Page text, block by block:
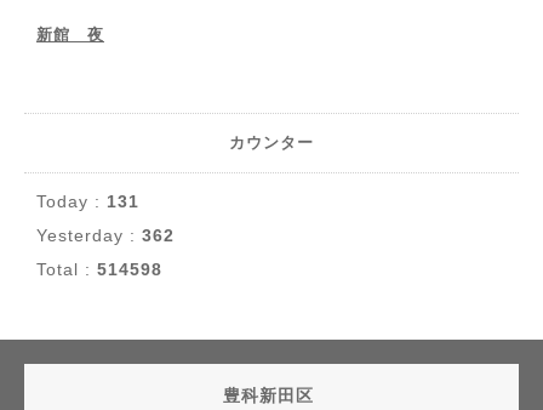
新館 夜
カウンター
Today : 131
Yesterday : 362
Total : 514598
豊科新田区